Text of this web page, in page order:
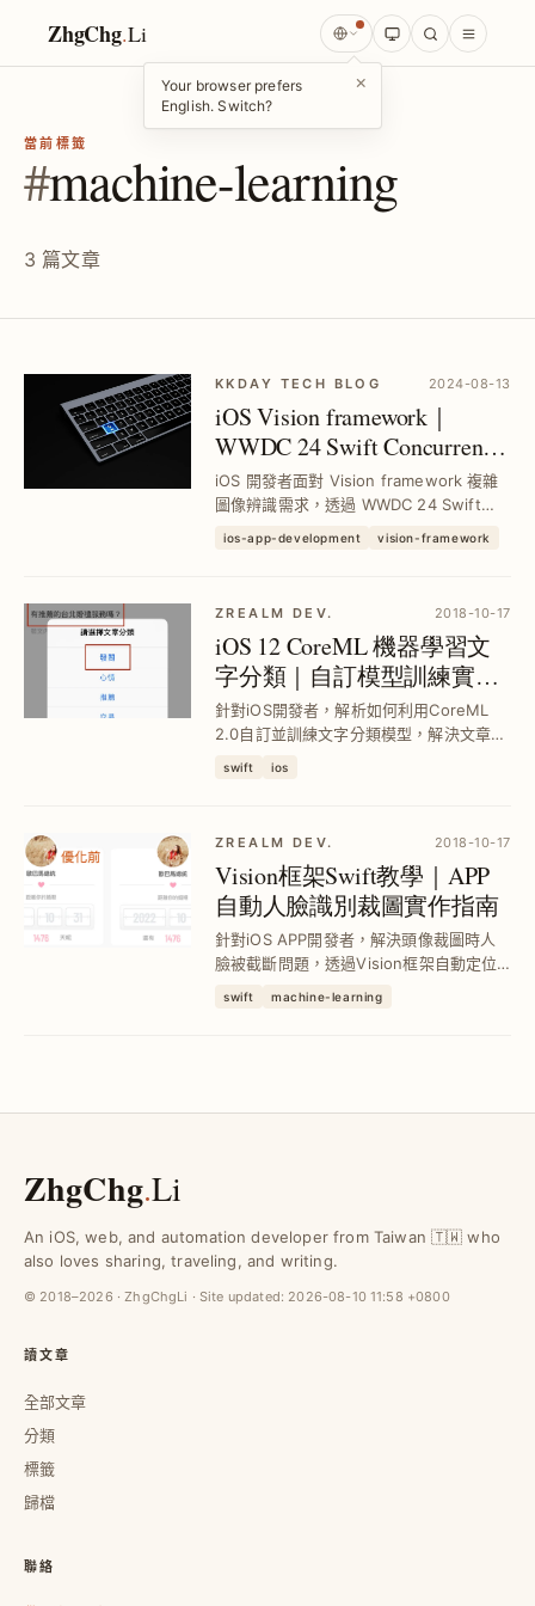
ZhgChg.Li
Your browser prefers
English. Switch?
×
當前標籤
#machine-learning
3 篇文章
KKDAY TECH BLOG 2024-08-13
iOS Vision framework｜
WWDC 24 Swift Concurrency
與新 API 深度解析與實作指
南
iOS 開發者面對 Vision framework 複雜
圖像辨識需求，透過 WWDC 24 Swift
識請求與身體手勢追蹤，提升辨識效率與
ios-app-development vision-framework
ZREALM DEV. 2018-10-17
iOS 12 CoreML 機器學習文
字分類｜自訂模型訓練實戰
教學
針對iOS開發者，解析如何利用CoreML
2.0自訂並訓練文字分類模型，解決文章分
swift ios
ZREALM DEV. 2018-10-17
Vision框架Swift教學｜APP
自動人臉識別裁圖實作指南
針對iOS APP開發者，解決頭像裁圖時人
臉被截斷問題，透過Vision框架自動定位
質，實現人臉中心點裁圖，優化APP使用
swift machine-learning
ZhgChg.Li
An iOS, web, and automation developer from Taiwan 🇹🇼 who
also loves sharing, traveling, and writing.
© 2018–2026 · ZhgChgLi · Site updated: 2026-08-10 11:58 +0800
讀文章
全部文章
分類
標籤
歸檔
聯絡